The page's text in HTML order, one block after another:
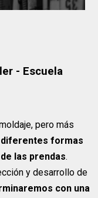
- Escuela
pero más
diferentes formas
las prendas.
y desarrollo de
con una